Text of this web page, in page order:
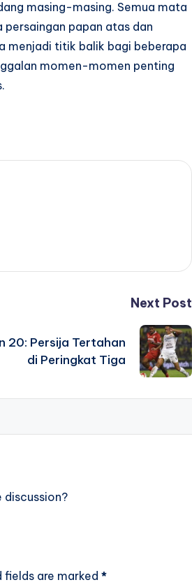
masing-masing. Semua mata
papan atas dan
menjadi titik balik bagi beberapa
momen-momen penting
Next Post
20: Persija Tertahan
di Peringkat Tiga
discussion?
fields are marked *